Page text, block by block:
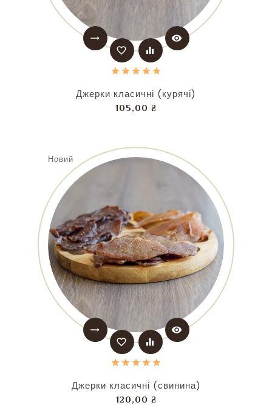
trending_flat
favorite_border
equalizer
visibility
Джерки класичні (курячі)
105,00 ₴
Новий
trending_flat
favorite_border
equalizer
visibility
Джерки класичні (свинина)
120,00 ₴Ціна